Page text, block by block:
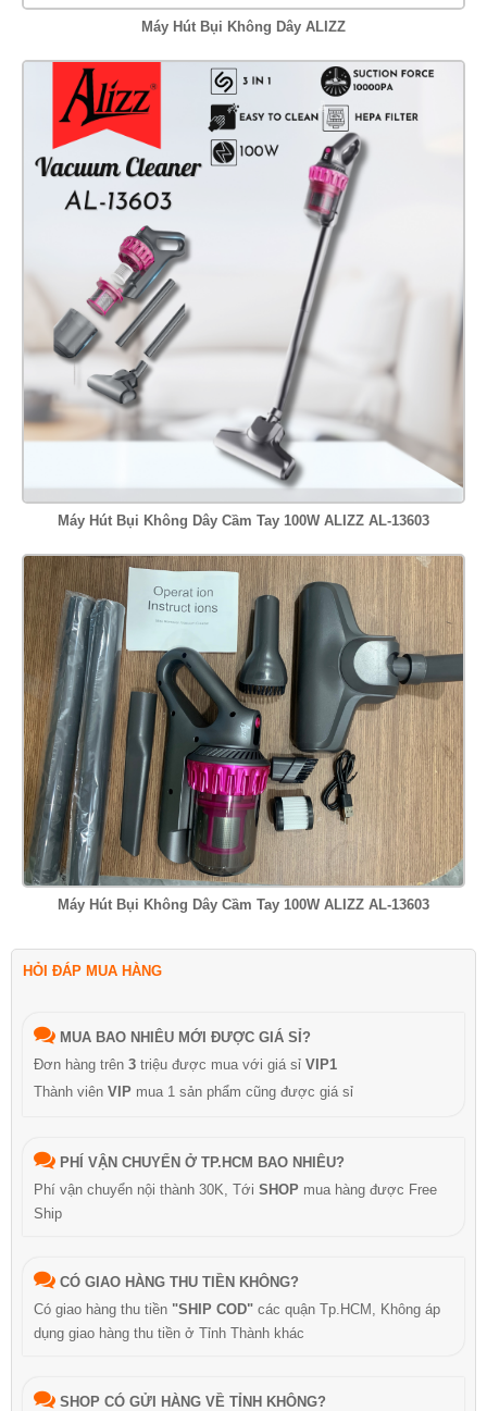
Máy Hút Bụi Không Dây ALIZZ
Máy Hút Bụi Không Dây Cầm Tay 100W ALIZZ AL-13603
Máy Hút Bụi Không Dây Cầm Tay 100W ALIZZ AL-13603
HỎI ĐÁP MUA HÀNG
MUA BAO NHIÊU MỚI ĐƯỢC GIÁ SỈ?
Đơn hàng trên 3 triệu được mua với giá sỉ VIP1
Thành viên VIP mua 1 sản phẩm cũng được giá sỉ
PHÍ VẬN CHUYỂN Ở TP.HCM BAO NHIÊU?
Phí vận chuyển nội thành 30K, Tới SHOP mua hàng được Free
Ship
CÓ GIAO HÀNG THU TIỀN KHÔNG?
Có giao hàng thu tiền "SHIP COD" các quận Tp.HCM, Không áp
dụng giao hàng thu tiền ở Tỉnh Thành khác
SHOP CÓ GỬI HÀNG VỀ TỈNH KHÔNG?